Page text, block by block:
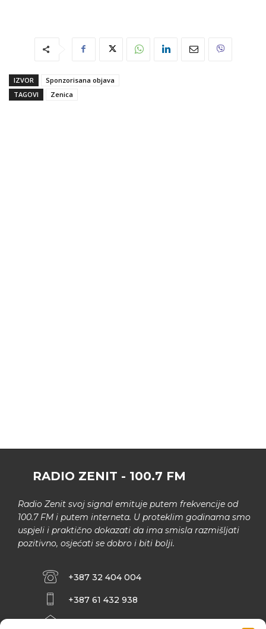
IZVOR
Sponzorisana objava
TAGOVI
Zenica
RADIO ZENIT - 100.7 FM
Radio Zenit svoj signal emituje putem frekvencije od
100.7 FM i putem interneta. U proteklim godinama smo
uspjeli i praktično dokazati da ima smisla razmišljati
pozitivno, osjećati se dobro i biti bolji.
+387 32 404 004
+387 61 432 938
INFO@ZENIT.BA